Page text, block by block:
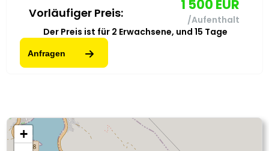
Vorläufiger Preis: 1 500 EUR
/Aufenthalt
Der Preis ist für 2 Erwachsene, und 15 Tage
Anfragen
+